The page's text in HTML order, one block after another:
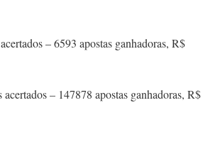
– 6593 apostas ganhadoras, R$
– 147878 apostas ganhadoras, R$